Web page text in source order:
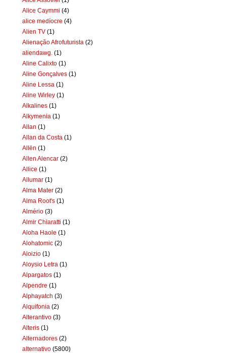
Alice Caymmi (4)
alice medíocre (4)
Alien TV (1)
Alienação Afrofuturista (2)
aliendawg. (1)
Aline Calixto (1)
Aline Gonçalves (1)
Aline Lessa (1)
Aline Wirley (1)
Alkalines (1)
Alkymenia (1)
Allan (1)
Allan da Costa (1)
Allën (1)
Allen Alencar (2)
Allice (1)
Allumar (1)
Alma Mater (2)
Alma Root's (1)
Almério (3)
Almir Chiaratti (1)
Aloha Haole (1)
Alohatomic (2)
Aloizio (1)
Aloysio Letra (1)
Alpargatos (1)
Alpendre (1)
Alphayatch (3)
Alquifonia (2)
Alterantivo (3)
Alteris (1)
Alternadores (2)
alternativo (5800)